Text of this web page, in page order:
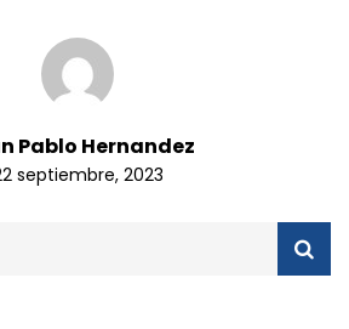
Pablo Hernandez
septiembre, 2023